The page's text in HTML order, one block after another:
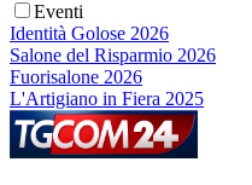
Eventi
Identità Golose 2026
Salone del Risparmio 2026
Fuorisalone 2026
L'Artigiano in Fiera 2025